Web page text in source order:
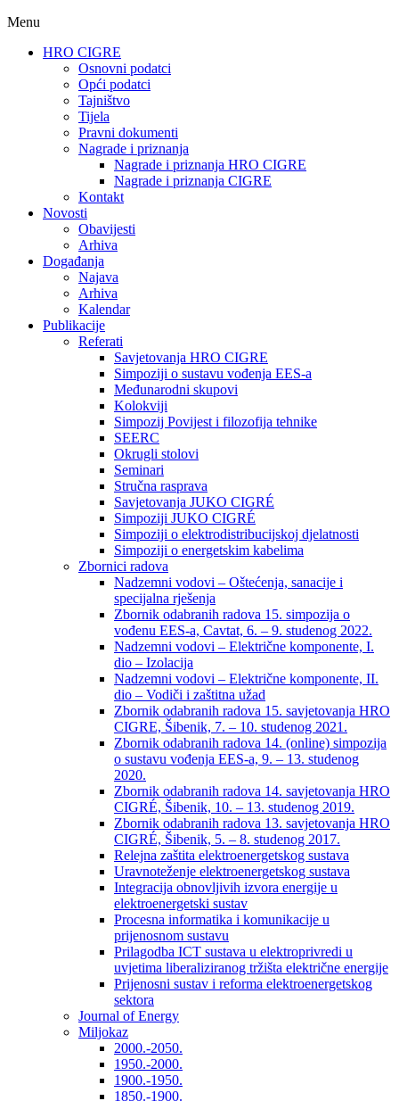
Menu
HRO CIGRE
Osnovni podatci​
Opći podatci
Tajništvo
Tijela
Pravni dokumenti
Nagrade i priznanja
Nagrade i priznanja HRO CIGRE
Nagrade i priznanja CIGRE
Kontakt
Novosti
Obavijesti
Arhiva
Događanja
Najava
Arhiva
Kalendar
Publikacije
Referati
Savjetovanja HRO CIGRE
Simpoziji o sustavu vođenja EES-a
Međunarodni skupovi
Kolokviji​
Simpozij Povijest i filozofija tehnike
SEERC
Okrugli stolovi
Seminari​
Stručna rasprava​
Savjetovanja JUKO CIGRÉ
Simpoziji JUKO CIGRÉ
Simpoziji o elektrodistribucijskoj djelatnosti
Simpoziji o energetskim kabelima
Zbornici radova
Nadzemni vodovi – Oštećenja, sanacije i
specijalna rješenja
Zbornik odabranih radova 15. simpozija o
vođenu EES-a, Cavtat, 6. – 9. studenog 2022.
Nadzemni vodovi – Električne komponente, I.
dio – Izolacija
Nadzemni vodovi – Električne komponente, II.
dio – Vodiči i zaštitna užad
Zbornik odabranih radova 15. savjetovanja HRO
CIGRE, Šibenik, 7. – 10. studenog 2021.
Zbornik odabranih radova 14. (online) simpozija
o sustavu vođenja EES-a, 9. – 13. studenog
2020.
Zbornik odabranih radova 14. savjetovanja HRO
CIGRÉ, Šibenik, 10. – 13. studenog 2019.
Zbornik odabranih radova 13. savjetovanja HRO
CIGRÉ, Šibenik, 5. – 8. studenog 2017.
Relejna zaštita elektroenergetskog sustava
Uravnoteženje elektroenergetskog sustava
Integracija obnovljivih izvora energije u
elektroenergetski sustav
Procesna informatika i komunikacije u
prijenosnom sustavu
Prilagodba ICT sustava u elektroprivredi u
uvjetima liberaliziranog tržišta električne energije
Prijenosni sustav i reforma elektroenergetskog
sektora
Journal of Energy
Miljokaz
2000.-2050.
1950.-2000.
1900.-1950.
1850.-1900.